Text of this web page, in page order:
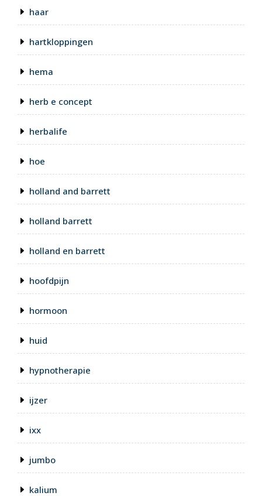
haar
hartkloppingen
hema
herb e concept
herbalife
hoe
holland and barrett
holland barrett
holland en barrett
hoofdpijn
hormoon
huid
hypnotherapie
ijzer
ixx
jumbo
kalium